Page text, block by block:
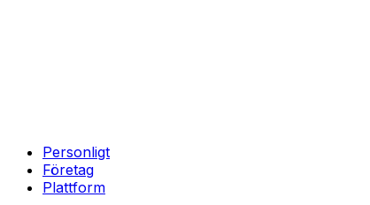
Personligt
Företag
Plattform